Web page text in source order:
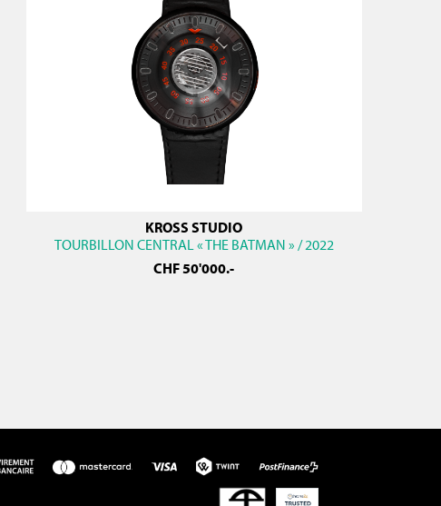
KROSS STUDIO
TOURBILLON CENTRAL « THE BATMAN » / 2022
CHF50'000.-